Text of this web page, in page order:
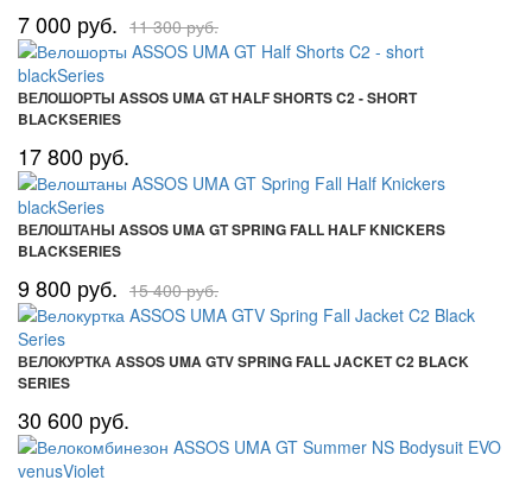
7 000 руб. 11 300 руб.
ВЕЛОШОРТЫ ASSOS UMA GT HALF SHORTS C2 - SHORT
BLACKSERIES
17 800 руб.
ВЕЛОШТАНЫ ASSOS UMA GT SPRING FALL HALF KNICKERS
BLACKSERIES
9 800 руб. 15 400 руб.
ВЕЛОКУРТКА ASSOS UMA GTV SPRING FALL JACKET C2 BLACK
SERIES
30 600 руб.